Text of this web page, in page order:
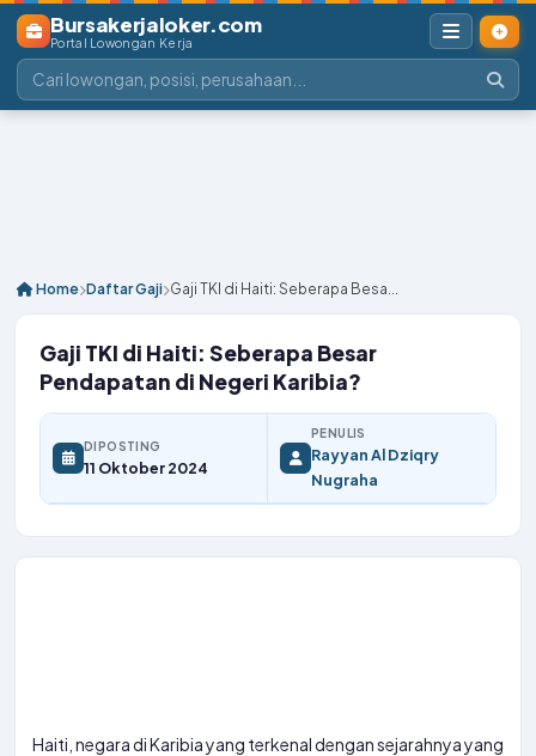
Bursakerjaloker.com
Portal Lowongan Kerja
Home Daftar Gaji Gaji TKI di Haiti: Seberapa Besa...
Gaji TKI di Haiti: Seberapa Besar
Pendapatan di Negeri Karibia?
DIPOSTING
11 Oktober 2024
PENULIS
Rayyan Al Dziqry
Nugraha
Haiti, negara di Karibia yang terkenal dengan sejarahnya yang